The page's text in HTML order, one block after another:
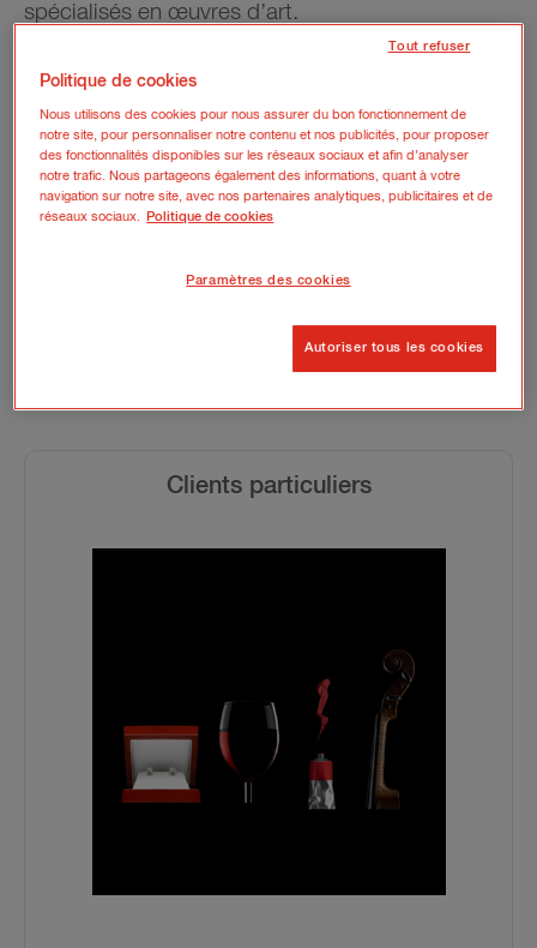
spécialisés en œuvres d’art.
✓Des couvertures sur-mesure avec des
garanties adaptéesaux besoins de chacun de
nos clients.
Assurances Hiscox Art &
Clients particuliers
Politique de cookies
Nous utilisons des cookies pour nous assurer du bon fonctionnement de
notre site, pour personnaliser notre contenu et nos publicités, pour proposer
des fonctionnalités disponibles sur les réseaux sociaux et afin d’analyser
notre trafic. Nous partageons également des informations, quant à votre
navigation sur notre site, avec nos partenaires analytiques, publicitaires et de
réseaux sociaux. Politique de cookies
Paramètres des cookies
Tout refuser
Autoriser tous les cookies